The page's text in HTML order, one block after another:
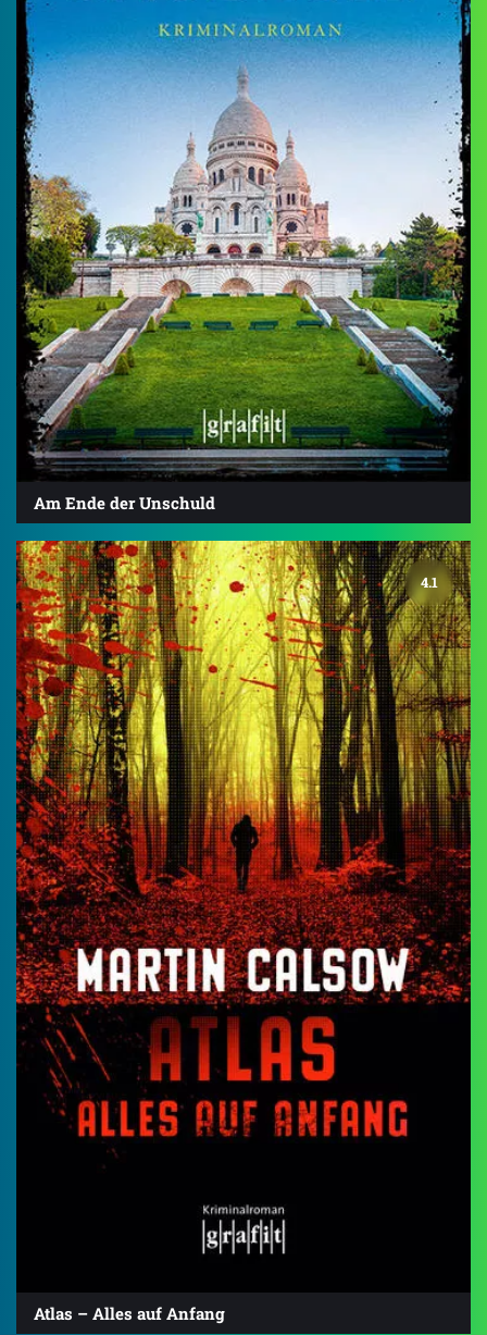
Am Ende der Unschuld
4.1
Atlas – Alles auf Anfang